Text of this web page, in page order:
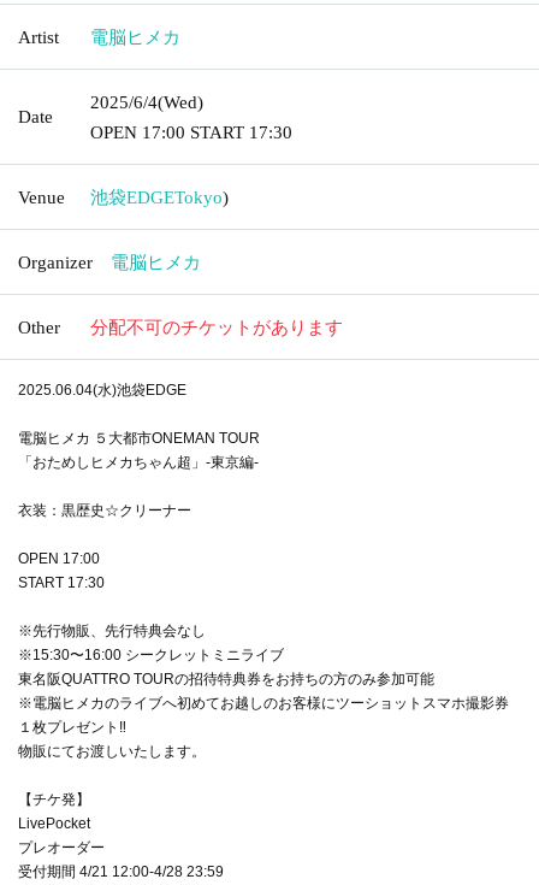
Artist 電脳ヒメカ
Date
2025/6/4(Wed)
OPEN 17:00 START 17:30
Venue 池袋EDGETokyo)
Organizer 電脳ヒメカ
Other 分配不可のチケットがあります
2025.06.04(水)池袋EDGE
電脳ヒメカ ５大都市ONEMAN TOUR
「おためしヒメカちゃん超」-東京編-
衣装：黒歴史☆クリーナー
OPEN 17:00
START 17:30
※先行物販、先行特典会なし
※15:30〜16:00 シークレットミニライブ
東名阪QUATTRO TOURの招待特典券をお持ちの方のみ参加可能
※電脳ヒメカのライブへ初めてお越しのお客様にツーショットスマホ撮影券
１枚プレゼント‼︎
物販にてお渡しいたします。
【チケ発】
LivePocket
プレオーダー
受付期間 4/21 12:00-4/28 23:59